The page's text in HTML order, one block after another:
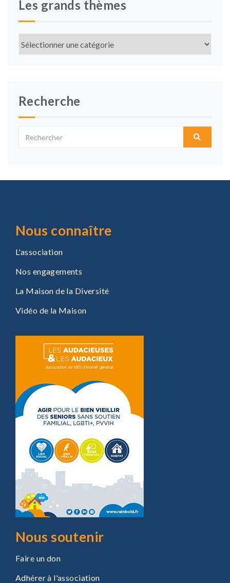
Les grands thèmes
Les
grands
Recherche
Nous connaître
L'association
Nos engagements
La Maison de la Diversité
Vidéo de la Maison
Nous soutenir
Faire un don
Adhérer à l'association